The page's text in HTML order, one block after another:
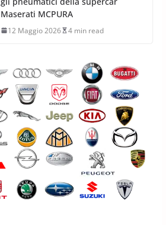
Maserati MCPURA
12 Maggio 2026 4 min read